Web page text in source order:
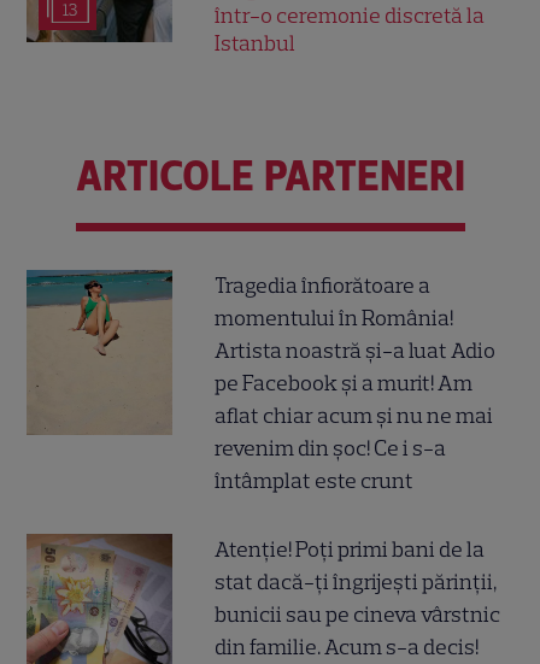
13
într-o ceremonie discretă la
Istanbul
ARTICOLE PARTENERI
Tragedia înfiorătoare a
momentului în România!
Artista noastră și-a luat Adio
pe Facebook și a murit! Am
aflat chiar acum și nu ne mai
revenim din șoc! Ce i s-a
întâmplat este crunt
Atenție! Poți primi bani de la
stat dacă-ți îngrijești părinții,
bunicii sau pe cineva vârstnic
din familie. Acum s-a decis!